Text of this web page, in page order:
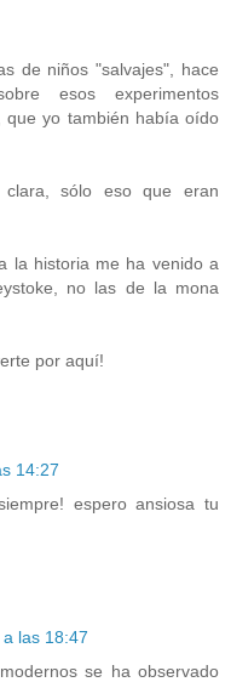
de niños "salvajes", hace
esos experimentos
que yo también había oído
clara, sólo eso que eran
la historia me ha venido a
no las de la mona
por aquí!
14:27
espero ansiosa tu
las 18:47
se ha observado